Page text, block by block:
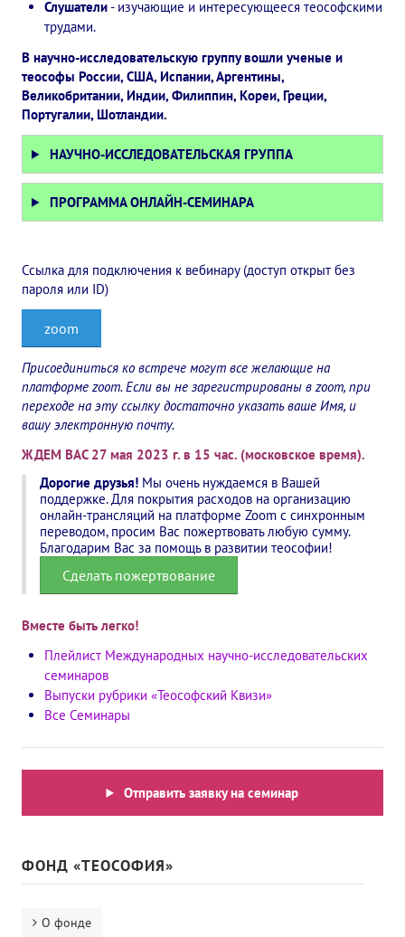
Фотоматериалы
Видео
ГОВОРЯТ ТЕОСОФЫ. Рубрика «Вопрос-Ответ»
Книги
Плейлист "Международный научно-исследовательский
Плейлист "Выпуски рубрики «ТЕОСОФСКИЙ КВИЗИ»"
Пожертвовать денежные средства
Стать волонтером
Стать партнером
КОНТАКТЫ
Слушатели- изучающие и интересующееся теософскими
трудами.
В научно-исследовательскую группу вошли ученые и
теософы России, США, Испании, Аргентины,
Великобритании, Индии, Филиппин, Кореи, Греции,
Португалии, Шотландии.
НАУЧНО-ИССЛЕДОВАТЕЛЬСКАЯ ГРУППА
ПРОГРАММА ОНЛАЙН-СЕМИНАРА
Ссылка для подключения к вебинару (доступ открыт без
пароля или ID)
zoom
Присоединиться ко встрече могут все желающие на
платформе zoom. Если вы не зарегистрированы в zoom, при
переходе на эту ссылку достаточно указать ваше Имя, и
вашу электронную почту.
ЖДЕМ ВАС 27 мая 2023 г. в 15 час. (московское время).
Дорогие друзья! Мы очень нуждаемся в Вашей
поддержке. Для покрытия расходов на организацию
онлайн-трансляций на платформе Zoom с синхронным
переводом, просим Вас пожертвовать любую сумму.
Благодарим Вас за помощь в развитии теософии!
Сделать пожертвование
Вместе быть легко!
Плейлист Международных научно-исследовательских
семинаров
Выпуски рубрики «Теософский Квизи»
Все Семинары
Отправить заявку на семинар
ФОНД «ТЕОСОФИЯ»
О фонде